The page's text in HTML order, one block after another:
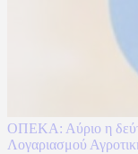
ΟΠΕΚΑ: Αύριο η
Λογαριασμού